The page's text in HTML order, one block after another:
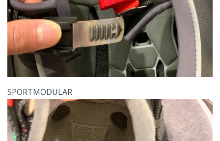
SPORTMODULAR